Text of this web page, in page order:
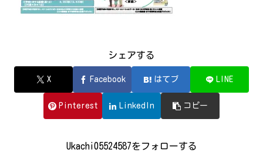
シェアする
X Facebook はてブ LINE
Pinterest LinkedIn コピー
Ukachi05524587をフォローする